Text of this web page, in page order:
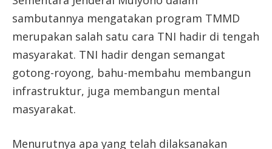
sambutannya mengatakan program TMMD
merupakan salah satu cara TNI hadir di tengah
masyarakat. TNI hadir dengan semangat
gotong-royong, bahu-membahu membangun
infrastruktur, juga membangun mental
masyarakat.
Menurutnya apa yang telah dilaksanakan